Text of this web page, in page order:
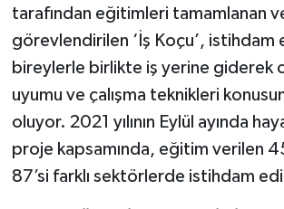
tarafından eğitimleri tamamlanan
görevlendirilen ‘İş Koçu’, istihdam
bireylerle birlikte iş yerine giderek
uyumu ve çalışma teknikleri
oluyor. 2021 yılının Eylül ayında
proje kapsamında, eğitim verilen
87’si farklı sektörlerde istihdam